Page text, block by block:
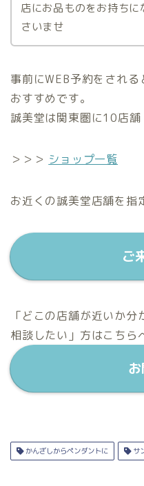
店にお品ものをお持ち
さいませ
事前にWEB予約をされ
おすすめです。
誠美堂は関東圏に10店舗
＞＞＞ ショップ一覧
お近くの誠美堂店舗を指
ご
「どこの店舗が近いか
相談したい」方はこちら
かんざしからペンダントに サ